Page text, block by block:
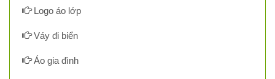
Logo áo lớp
Váy đi biển
Áo gia đình